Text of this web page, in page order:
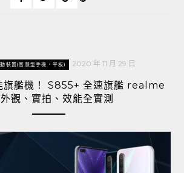
裝置(智慧型手機、平板) 2020 年 11 月 29 日
旗艦機！ S855+ 全速旗艦 realme
觀、實拍、效能全實測